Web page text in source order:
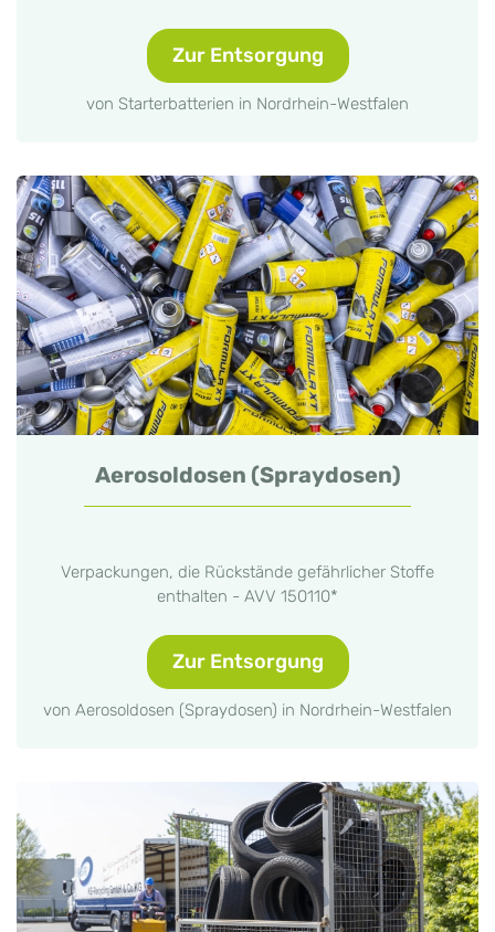
Zur Entsorgung
von Starterbatterien in Nordrhein-Westfalen
Aerosoldosen (Spraydosen)
Verpackungen, die Rückstände gefährlicher Stoffe
enthalten - AVV 150110*
Zur Entsorgung
von Aerosoldosen (Spraydosen) in Nordrhein-Westfalen